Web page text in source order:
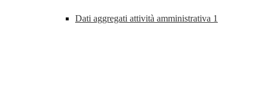
Dati aggregati attività amministrativa 1